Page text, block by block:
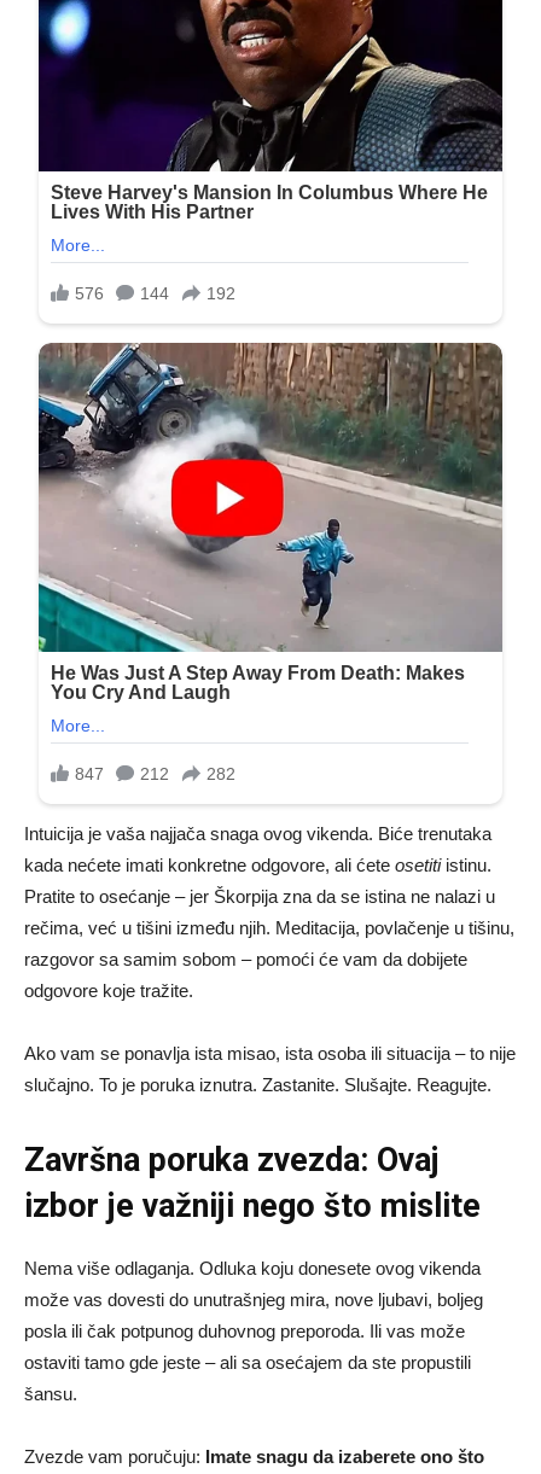
Intuicija je vaša najjača snaga ovog vikenda. Biće trenutaka
kada nećete imati konkretne odgovore, ali ćete osetitiistinu.
Pratite to osećanje – jer Škorpija zna da se istina ne nalazi u
rečima, već u tišini između njih. Meditacija, povlačenje u tišinu,
razgovor sa samim sobom – pomoći će vam da dobijete
odgovore koje tražite.
Ako vam se ponavlja ista misao, ista osoba ili situacija – to nije
slučajno. To je poruka iznutra. Zastanite. Slušajte. Reagujte.
Završna poruka zvezda: Ovaj
izbor je važniji nego što mislite
Nema više odlaganja. Odluka koju donesete ovog vikenda
može vas dovesti do unutrašnjeg mira, nove ljubavi, boljeg
posla ili čak potpunog duhovnog preporoda. Ili vas može
ostaviti tamo gde jeste – ali sa osećajem da ste propustili
šansu.
Zvezde vam poručuju: Imate snagu da izaberete ono što